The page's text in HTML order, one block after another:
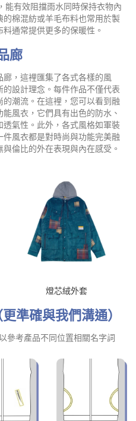
能有效阻擋雨水同時保持衣物內
棉混紡或羊毛布料也常用於製
通常提供更多的保暖性。
廊
，這裡匯集了各式各樣的風
設計理念。每件作品不僅代表
潮流。在這裡，您可以看到融
風衣，它們具有出色的防水、
氣性。此外，各式風格如軍裝
風衣都是對時尚與功能完美融
倫比的外在表現與內在感受。
燈芯絨外套
準確與我們溝通）
參考產品不同位置相關名字詞